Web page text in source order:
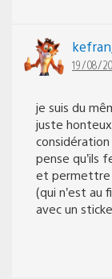
19/08/
je suis du
juste
pense qu’ils
et permettre
(qui n’est au
avec un